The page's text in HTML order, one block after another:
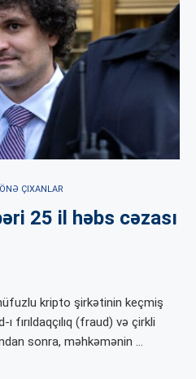
ÖNƏ ÇIXANLAR
25 il həbs cəzası
kripto şirkətinin keçmiş
fırıldaqçılıq (fraud) və çirkli
sonra, məhkəmənin …